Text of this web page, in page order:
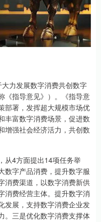
力发展数字消费共创数字
《指导意见》）。《指导意
部署，发挥超大规模市场优
丰富数字消费场景，促进数
增强社会经济活力，共创数
从4方面提出14项任务举
数字产品消费，提升数字服
消费渠道，以数字消费新供
消费经营主体。提升数字消
发展，支持数字消费企业发
。三是优化数字消费支撑体